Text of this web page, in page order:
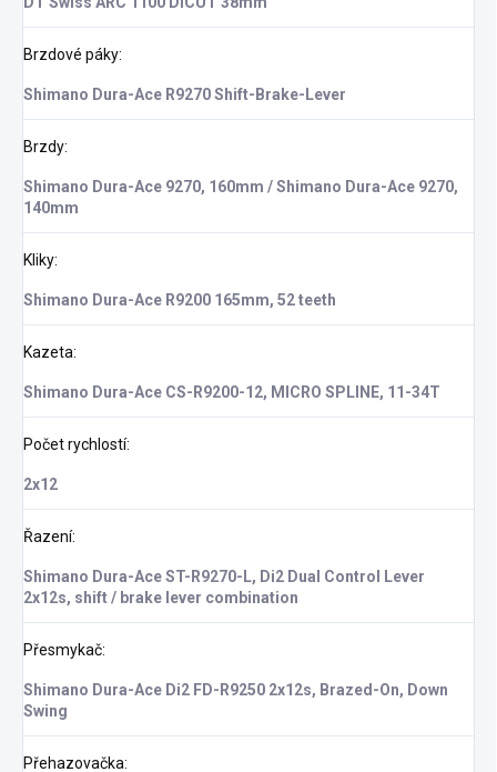
Brzdové páky:
Shimano Dura-Ace R9270 Shift-Brake-Lever
Brzdy:
Shimano Dura-Ace 9270, 160mm / Shimano Dura-Ace 9270,
140mm
Kliky:
Shimano Dura-Ace R9200 165mm, 52 teeth
Kazeta:
Shimano Dura-Ace CS-R9200-12, MICRO SPLINE, 11-34T
Počet rychlostí:
2x12
Řazení:
Shimano Dura-Ace ST-R9270-L, Di2 Dual Control Lever
2x12s, shift / brake lever combination
Přesmykač:
Shimano Dura-Ace Di2 FD-R9250 2x12s, Brazed-On, Down
Swing
Přehazovačka: